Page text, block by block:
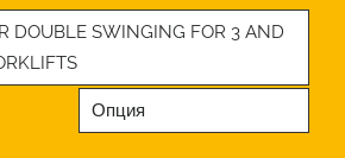
DOUBLE SWINGING FOR 3 AND
Опция